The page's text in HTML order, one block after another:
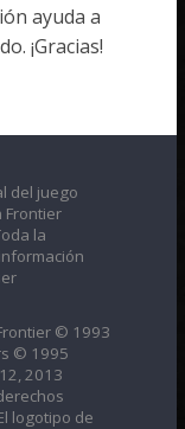
ayuda a
¡Gracias!
del juego
Frontier
la
© 1993
© 1995
2013
logotipo de